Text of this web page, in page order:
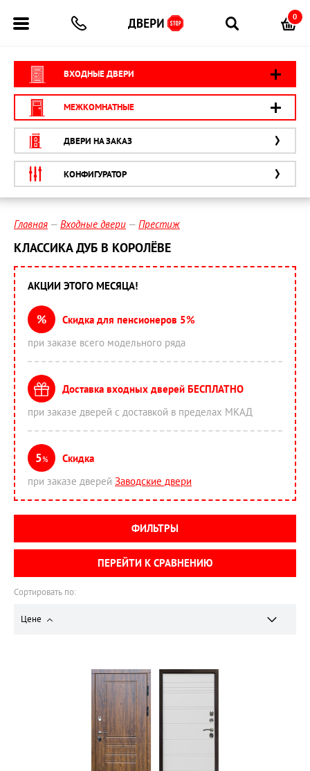
0
ВХОДНЫЕ ДВЕРИ
МЕЖКОМНАТНЫЕ
ДВЕРИ НА ЗАКАЗ
КОНФИГУРАТОР
Главная Входные двери Престиж
КЛАССИКА ДУБ В КОРОЛЁВЕ
Сортировать по:
Цене
АКЦИИ ЭТОГО МЕСЯЦА!
%
Скидка для пенсионеров 5%
при заказе всего модельного ряда
Доставка входных дверей БЕСПЛАТНО
при заказе дверей с доставкой в пределах МКАД
5%
Скидка
при заказе дверей Заводские двери
ФИЛЬТРЫ
ПЕРЕЙТИ К СРАВНЕНИЮ